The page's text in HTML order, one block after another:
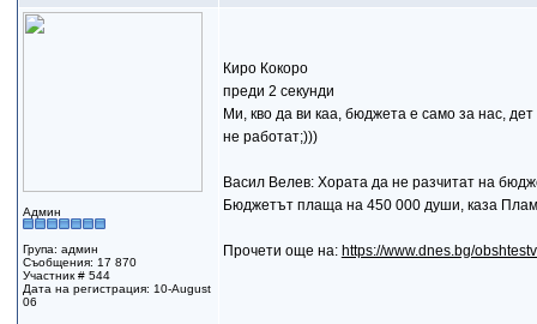
Админ
Група: админ
Съобщения: 17 870
Участник # 544
Дата на регистрация: 10-August
06
Киро Кокоро
преди 2 секунди
Ми, кво да ви каа, бюджета е само за нас,
не работат;)))
Васил Велев: Хората да не разчитат на
Бюджетът плаща на 450 000 души, каза
Прочети още на: https://www.dnes.bg/